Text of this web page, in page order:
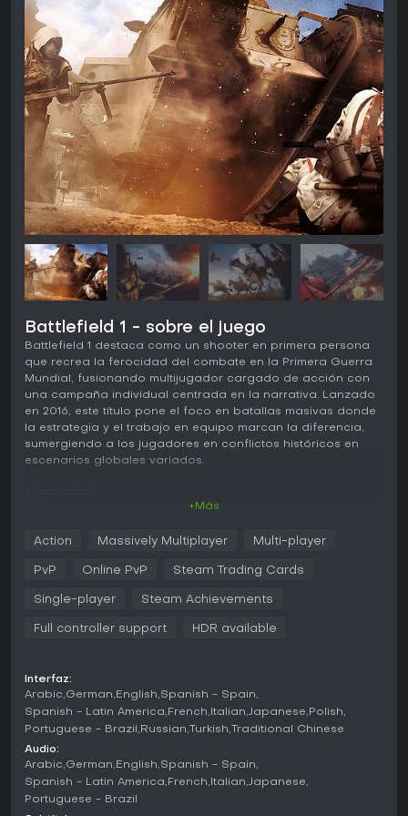
Battlefield 1 - sobre el juego
Battlefield 1 destaca como un shooter en primera persona
que recrea la ferocidad del combate en la Primera Guerra
Mundial, fusionando multijugador cargado de acción con
una campaña individual centrada en la narrativa. Lanzado
en 2016, este título pone el foco en batallas masivas donde
la estrategia y el trabajo en equipo marcan la diferencia,
sumergiendo a los jugadores en conflictos históricos en
escenarios globales variados.
Medic, Support o Scout, cada uno con armas y gadgets
específicos. Incluye mecánicas como cargas con bayoneta
escuadras para capturar objetivos. El control de vehículos
y buques navales, mientras que la destrucción ambiental
lluvia alteran la visibilidad y las tácticas, haciendo cada
partida impredecible.
Las armas cuerpo a cuerpo van desde palas hasta sables,
y el juego presenta Behemoths como zepelines gigantes o
trenes acorazados que entran en escena cuando un
equipo va perdiendo, cambiando el rumbo. El gunplay
+Más
Action Massively Multiplayer Multi-player
PvP Online PvP Steam Trading Cards
Single-player Steam Achievements
Full controller support HDR available
Interfaz:
Arabic German English Spanish - Spain
Spanish - Latin America French Italian Japanese Polish
Portuguese - Brazil
Russian Turkish
Traditional Chinese
Audio:
Arabic German English Spanish - Spain
Spanish - Latin America French Italian Japanese
Portuguese - Brazil